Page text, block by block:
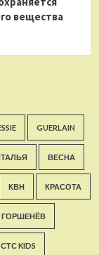
вещества
GUERLAIN
ВЕСНА
КВН КРАСОТА
СТС KIDS